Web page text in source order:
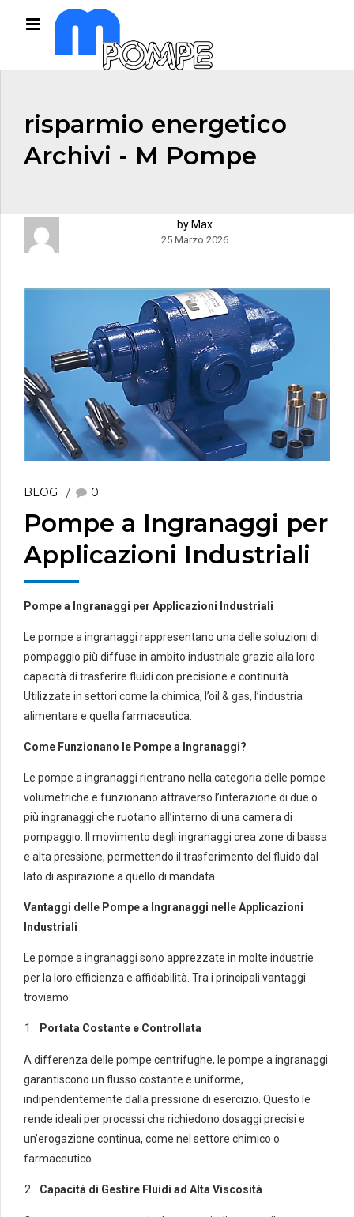
risparmio energetico
Archivi - M Pompe
by Max
25 Marzo 2026
BLOG 0
Pompe a Ingranaggi per
Applicazioni Industriali
Pompe a Ingranaggi per Applicazioni Industriali
Le pompe a ingranaggi rappresentano una delle soluzioni di
pompaggio più diffuse in ambito industriale grazie alla loro
capacità di trasferire fluidi con precisione e continuità.
Utilizzate in settori come la chimica, l’oil & gas, l’industria
alimentare e quella farmaceutica.
Come Funzionano le Pompe a Ingranaggi?
Le pompe a ingranaggi rientrano nella categoria delle pompe
volumetriche e funzionano attraverso l’interazione di due o
più ingranaggi che ruotano all’interno di una camera di
pompaggio. Il movimento degli ingranaggi crea zone di bassa
e alta pressione, permettendo il trasferimento del fluido dal
lato di aspirazione a quello di mandata.
Vantaggi delle Pompe a Ingranaggi nelle Applicazioni
Industriali
Le pompe a ingranaggi sono apprezzate in molte industrie
per la loro efficienza e affidabilità. Tra i principali vantaggi
troviamo:
Portata Costante e Controllata
A differenza delle pompe centrifughe, le pompe a ingranaggi
garantiscono un flusso costante e uniforme,
indipendentemente dalla pressione di esercizio. Questo le
rende ideali per processi che richiedono dosaggi precisi e
un’erogazione continua, come nel settore chimico o
farmaceutico.
Capacità di Gestire Fluidi ad Alta Viscosità